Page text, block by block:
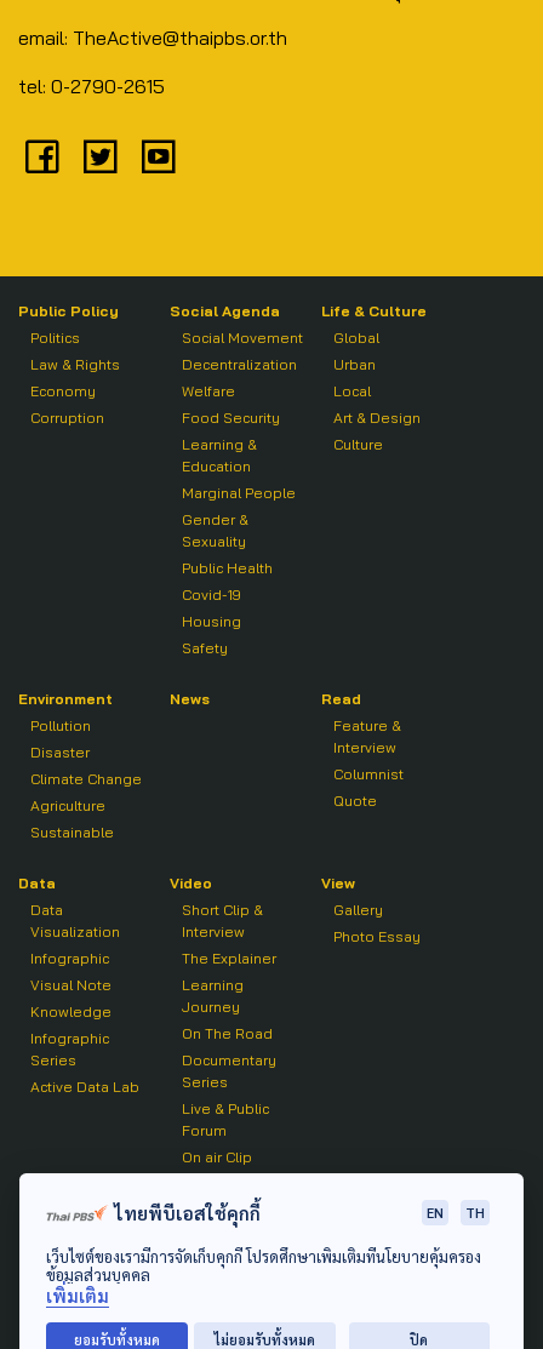
email: TheActive@thaipbs.or.th
tel: 0-2790-2615
Public Policy
Politics
Law & Rights
Economy
Corruption
Social Agenda
Social Movement
Decentralization
Welfare
Food Security
Learning &
Education
Marginal People
Gender &
Sexuality
Public Health
Covid-19
Housing
Safety
Life & Culture
Global
Urban
Local
Art & Design
Culture
Environment
Pollution
Disaster
Climate Change
Agriculture
Sustainable
News
Read
Feature &
Interview
Columnist
Quote
Data
Data
Visualization
Infographic
Visual Note
Knowledge
Infographic
Series
Active Data Lab
Video
Short Clip &
Interview
The Explainer
Learning
Journey
On The Road
Documentary
Series
Live & Public
Forum
On air Clip
View
Gallery
Photo Essay
Podcast
Active Talk
© 2020 องค์การกระจายเสียงและแพร่ภาพสาธารณะแห่ง
ไทยพีบีเอสใช้คุกกี้ EN TH
เว็บไซต์ของเรามีการจัดเก็บคุกกี้ โปรดศึกษาเพิ่มเติมที่นโยบายคุ้มครอง
ข้อมูลส่วนบุคคล
เพิ่มเติม
ยอมรับทั้งหมด ไม่ยอมรับทั้งหมด ปิด